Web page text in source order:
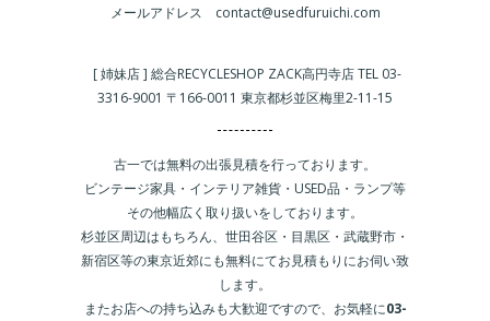
メールアドレス contact@usedfuruichi.com
[ 姉妹店 ] 総合RECYCLESHOP ZACK高円寺店 TEL 03-
3316-9001 〒166-0011 東京都杉並区梅里2-11-15
古一では無料の出張見積を行っております。
ビンテージ家具・インテリア雑貨・USED品・ランプ等
その他幅広く取り扱いをしております。
杉並区周辺はもちろん、世田谷区・目黒区・武蔵野市・
新宿区等の東京近郊にも無料にてお見積もりにお伺い致
します。
またお店への持ち込みも大歓迎ですので、お気軽に03-